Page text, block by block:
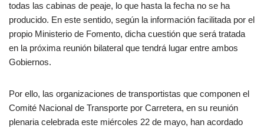
todas las cabinas de peaje, lo que hasta la fecha no se ha
producido. En este sentido, según la información facilitada por el
propio Ministerio de Fomento, dicha cuestión que será tratada
en la próxima reunión bilateral que tendrá lugar entre ambos
Gobiernos.
Por ello, las organizaciones de transportistas que componen el
Comité Nacional de Transporte por Carretera, en su reunión
plenaria celebrada este miércoles 22 de mayo, han acordado